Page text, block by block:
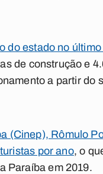
do estado no último
de construção e
a partir do
(Cinep), Rômulo
por ano, o
Paraíba em 2019.